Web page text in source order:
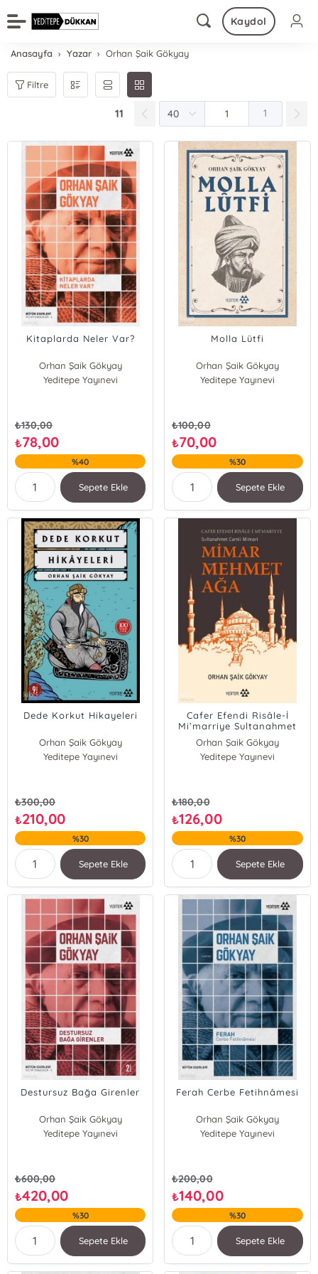
Kaydol
Anasayfa Yazar Orhan Şaik Gökyay
Filtre
11 1
Kitaplarda Neler Var?
Orhan Şaik Gökyay
Yeditepe Yayınevi
₺130,00
₺78,00
%40
Sepete Ekle
Molla Lütfi
Orhan Şaik Gökyay
Yeditepe Yayınevi
₺100,00
₺70,00
%30
Sepete Ekle
Dede Korkut Hikayeleri
Orhan Şaik Gökyay
Yeditepe Yayınevi
₺300,00
₺210,00
%30
Sepete Ekle
Cafer Efendi Risâle-İ
Mi’marriye Sultanahmet
Camii Mimarı Mimar
Mehmet Ağa
Orhan Şaik Gökyay
Yeditepe Yayınevi
₺180,00
₺126,00
%30
Sepete Ekle
Destursuz Bağa Girenler
Orhan Şaik Gökyay
Yeditepe Yayınevi
₺600,00
₺420,00
%30
Sepete Ekle
Ferah Cerbe Fetihnâmesi
Orhan Şaik Gökyay
Yeditepe Yayınevi
₺200,00
₺140,00
%30
Sepete Ekle